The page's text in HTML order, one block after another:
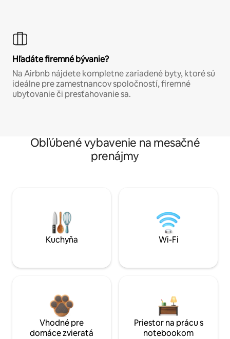
Hľadáte firemné bývanie?
Na Airbnb nájdete kompletne zariadené byty, ktoré sú
ideálne pre zamestnancov spoločností, firemné
ubytovanie či presťahovanie sa.
Obľúbené vybavenie na mesačné
prenájmy
Kuchyňa Wi-Fi
Vhodné pre
domáce zvieratá
Priestor na prácu s
notebookom